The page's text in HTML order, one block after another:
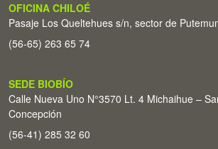
OFICINA CHILOÉ
Pasaje Los Queltehues s/n, sector de
(56-65) 263 65 74
SEDE BIOBÍO
Calle Nueva Uno N°3570 Lt. 4 Michaihue –
Concepción
(56-41) 285 32 60